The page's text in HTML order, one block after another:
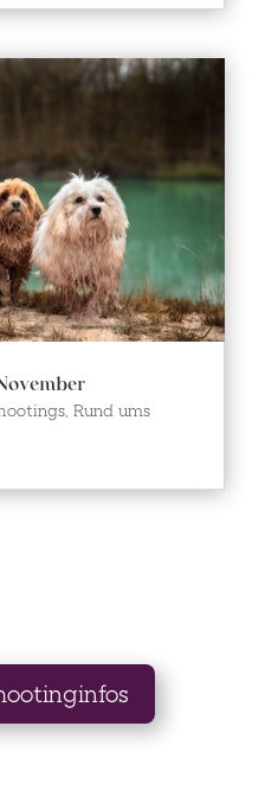
, Rund ums